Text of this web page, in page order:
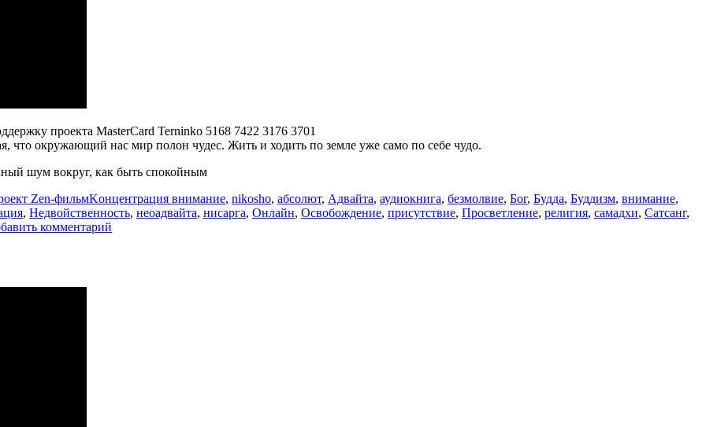
проекта MasterCard Terninko 5168 7422 3176 3701
что окружающий нас мир полон чудес. Жить и ходить по земле уже само по себе чудо.
шум вокруг, как быть спокойным
Zen-фильмМетки
Kонцентрация внимание, nikosho, абсолют, Адвайта, аудиокнига, безмолвие, Бог, Будда, Буддизм, внимание,
, Недвойственность, неоадвайта, нисарга, Онлайн, Освобождение, присутствие, Просветление, религия, самадхи, Сатсанг,
комментарий